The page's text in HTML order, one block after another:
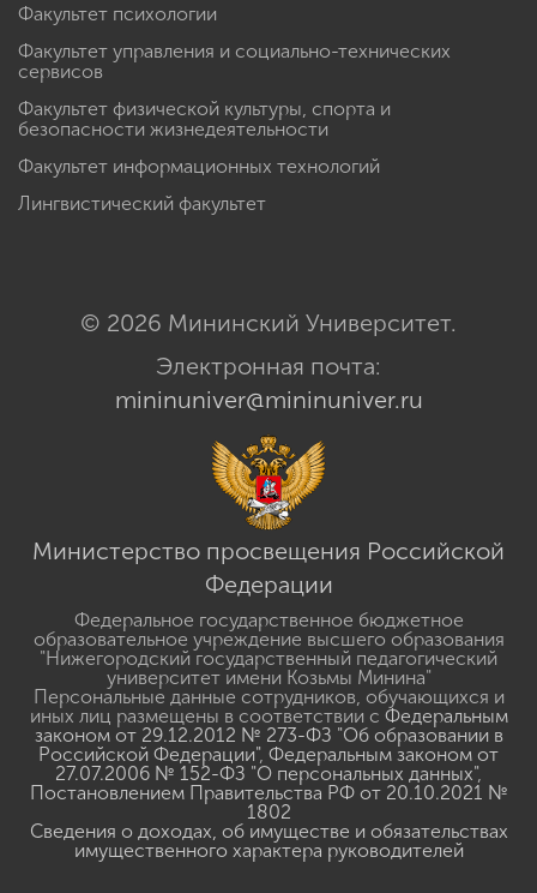
Факультет психологии
Факультет управления и социально-технических
сервисов
Факультет физической культуры, спорта и
безопасности жизнедеятельности
Факультет информационных технологий
Лингвистический факультет
© 2026 Мининский Университет.
Электронная почта:
mininuniver@mininuniver.ru
Министерство просвещения Российской
Федерации
Федеральное государственное бюджетное
образовательное учреждение высшего образования
"Нижегородский государственный педагогический
университет имени Козьмы Минина"
Персональные данные сотрудников, обучающихся и
иных лиц размещены в соответствии с Федеральным
законом от 29.12.2012 № 273-ФЗ "Об образовании в
Российской Федерации", Федеральным законом от
27.07.2006 № 152-ФЗ "О персональных данных",
Постановлением Правительства РФ от 20.10.2021 №
1802
Сведения о доходах, об имуществе и обязательствах
имущественного характера руководителей